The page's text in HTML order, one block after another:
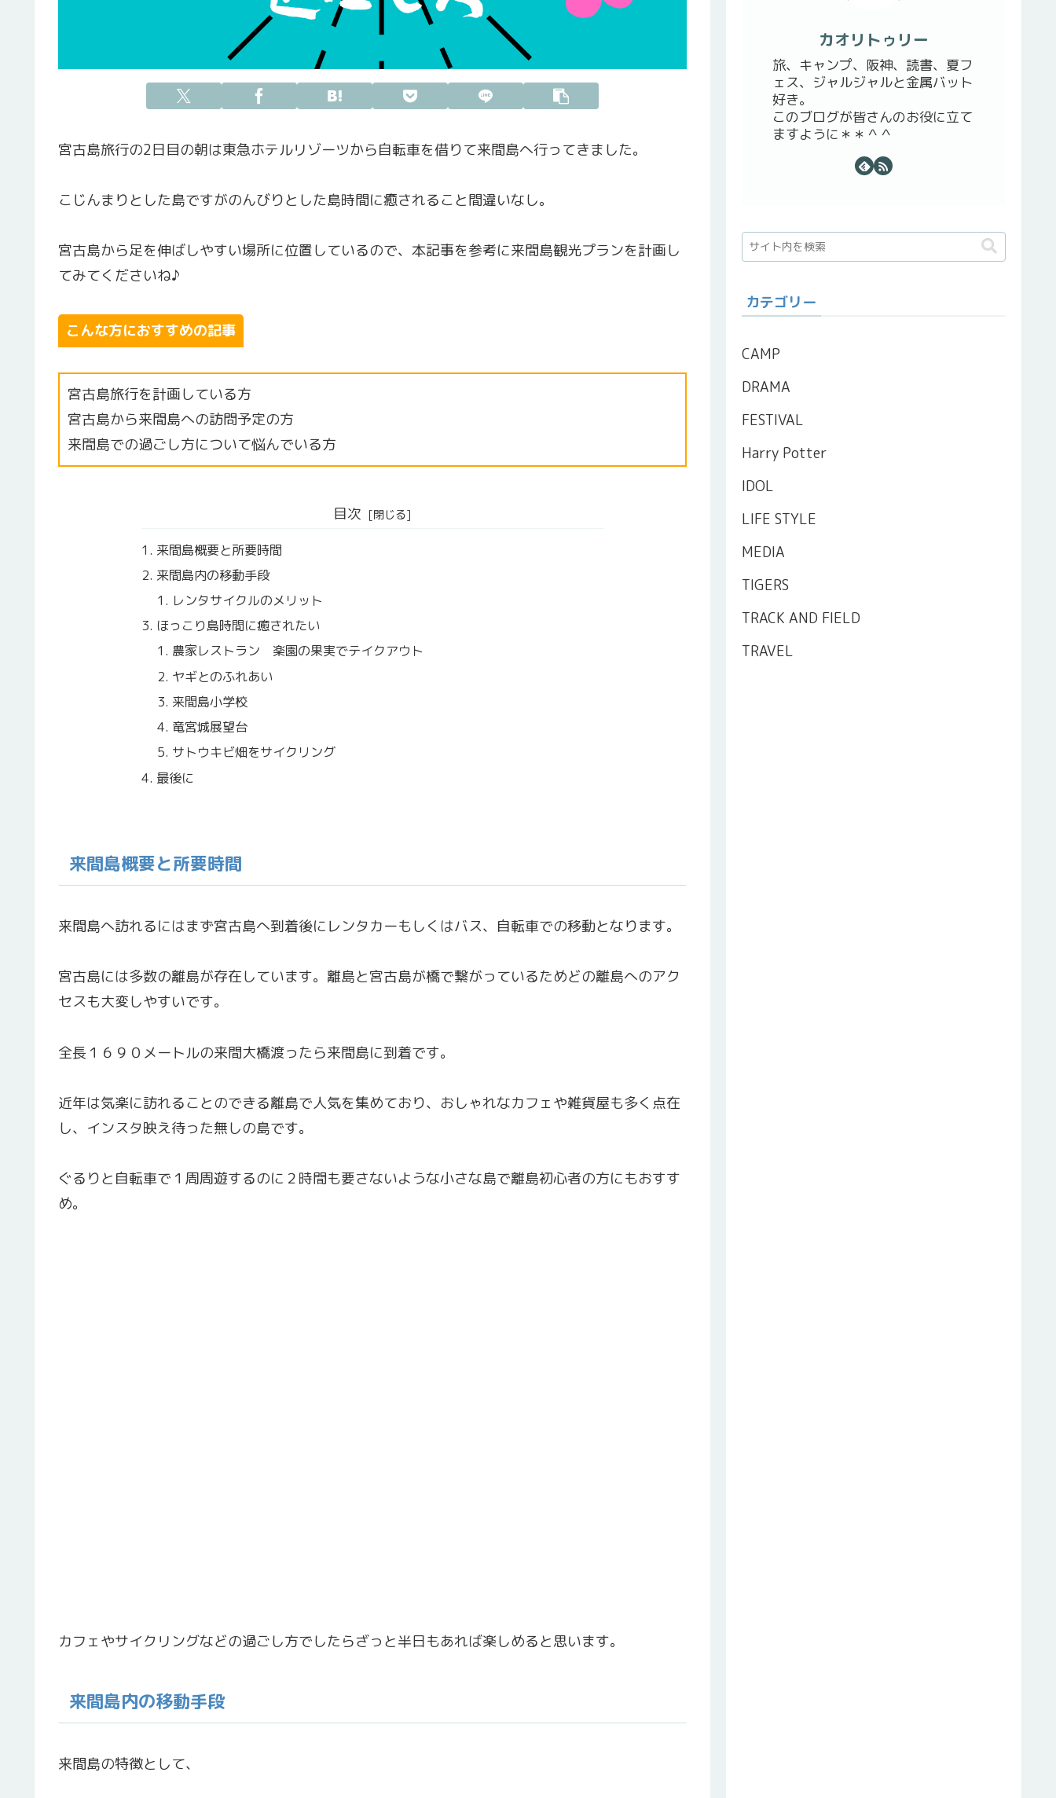
宮古島旅行の2日目の朝は東急ホテルリゾーツから自転車を借りて来間島へ行ってきました。
こじんまりとした島ですがのんびりとした島時間に癒されること間違いなし。
宮古島から足を伸ばしやすい場所に位置しているので、本記事を参考に来間島観光プランを計画し
てみてくださいね♪
こんな方におすすめの記事
宮古島旅行を計画している方
宮古島から来間島への訪問予定の方
来間島での過ごし方について悩んでいる方
目次
来間島概要と所要時間
来間島内の移動手段
レンタサイクルのメリット
ほっこり島時間に癒されたい
農家レストラン 楽園の果実でテイクアウト
ヤギとのふれあい
来間島小学校
竜宮城展望台
サトウキビ畑をサイクリング
最後に
来間島概要と所要時間
来間島へ訪れるにはまず宮古島へ到着後にレンタカーもしくはバス、自転車での移動となります。
宮古島には多数の離島が存在しています。離島と宮古島が橋で繋がっているためどの離島へのアク
セスも大変しやすいです。
全長１６９０メートルの来間大橋渡ったら来間島に到着です。
近年は気楽に訪れることのできる離島で人気を集めており、おしゃれなカフェや雑貨屋も多く点在
し、インスタ映え待った無しの島です。
ぐるりと自転車で１周周遊するのに２時間も要さないような小さな島で離島初心者の方にもおすす
め。
カフェやサイクリングなどの過ごし方でしたらざっと半日もあれば楽しめると思います。
来間島内の移動手段
来間島の特徴として、
カオリトゥリー
旅、キャンプ、阪神、読書、夏フ
ェス、ジャルジャルと金属バット
好き。
このブログが皆さんのお役に立て
ますように＊＊＾＾
カテゴリー
CAMP
DRAMA
FESTIVAL
Harry Potter
IDOL
LIFE STYLE
MEDIA
TIGERS
TRACK AND FIELD
TRAVEL